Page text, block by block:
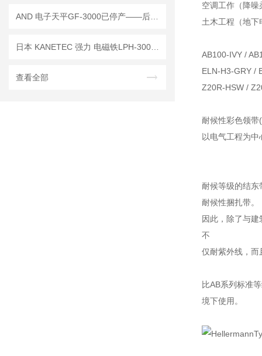
查看全部
空调工作（降噪
土木工程（地
AB100-IVY /
ELN-H3-GRY /
Z20R-HSW/
耐候性彩色领
以电气工程为
耐候等级的结东
耐候性捆扎带。
因此，除了与
不
仅耐紫外线，而
比AB系列标准
境下使用。